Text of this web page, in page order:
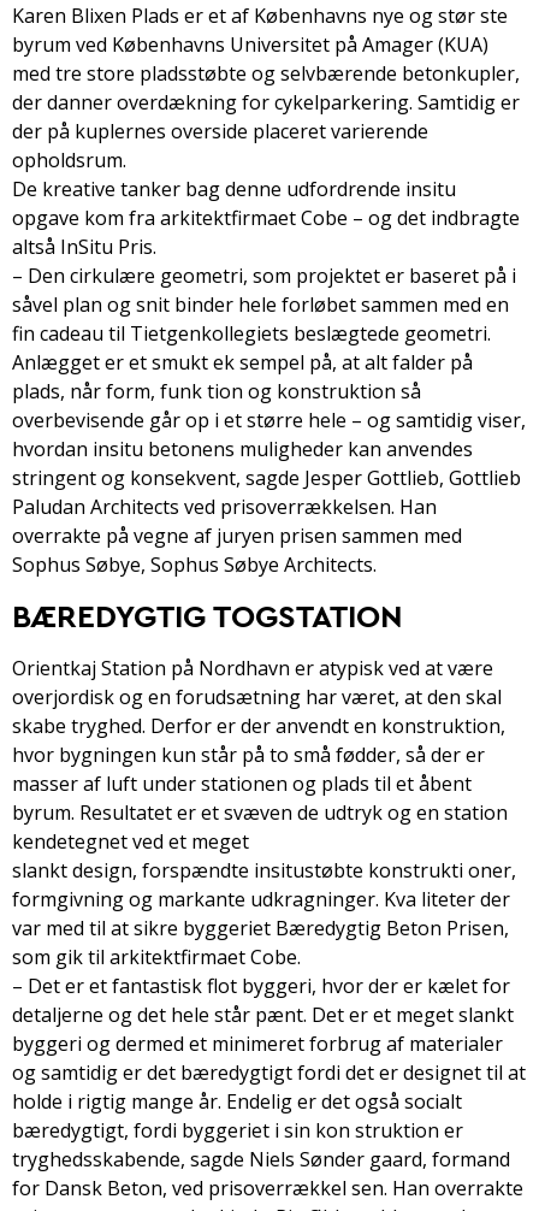
Karen Blixen Plads er et af Københavns nye og stør­ ste
byrum ved Københavns Universitet på Amager (KUA)
med tre store pladsstøbte og selvbærende betonkupler,
der danner overdækning for cykelparkering. Samtidig er
der på kuplernes overside placeret varierende
opholdsrum.
De kreative tanker bag denne udfordrende in­situ
opgave kom fra arkitektfirmaet Cobe – og det indbragte
altså In­Situ Pris.
– Den cirkulære geometri, som projektet er baseret på i
såvel plan og snit binder hele forløbet sammen med en
fin cadeau til Tietgenkollegiets beslægtede geometri.
Anlægget er et smukt ek­ sempel på, at alt falder på
plads, når form, funk­ tion og konstruktion så
overbevisende går op i et større hele – og samtidig viser,
hvordan in­situ betonens muligheder kan anvendes
stringent og konsekvent, sagde Jesper Gottlieb, Gottlieb
Paludan Architects ved prisoverrækkelsen. Han
overrakte på vegne af juryen prisen sammen med
Sophus Søbye, Sophus Søbye Architects.
BÆREDYGTIG TOG­STATION
Orientkaj Station på Nordhavn er atypisk ved at være
overjordisk og en forudsætning har været, at den skal
skabe tryghed. Derfor er der anvendt en konstruktion,
hvor bygningen kun står på to små fødder, så der er
masser af luft under stationen og plads til et åbent
byrum. Resultatet er et svæven­ de udtryk og en station
kendetegnet ved et meget
slankt design, forspændte in­situ­støbte konstrukti­ oner,
formgivning og markante udkragninger. Kva­ liteter der
var med til at sikre byggeriet Bæredygtig Beton Prisen,
som gik til arkitektfirmaet Cobe.
– Det er et fantastisk flot byggeri, hvor der er kælet for
detaljerne og det hele står pænt. Det er et meget slankt
byggeri og dermed et minimeret forbrug af materialer
og samtidig er det bæredygtigt fordi det er designet til at
holde i rigtig mange år. Endelig er det også socialt
bæredygtigt, fordi byggeriet i sin kon­ struktion er
tryghedsskabende, sagde Niels Sønder­ gaard, formand
for Dansk Beton, ved prisoverrækkel­ sen. Han overrakte